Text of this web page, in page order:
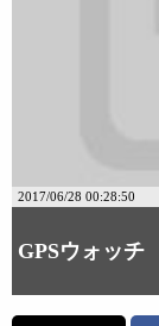
2017/06/28 00:28:50
GPSウォッチ